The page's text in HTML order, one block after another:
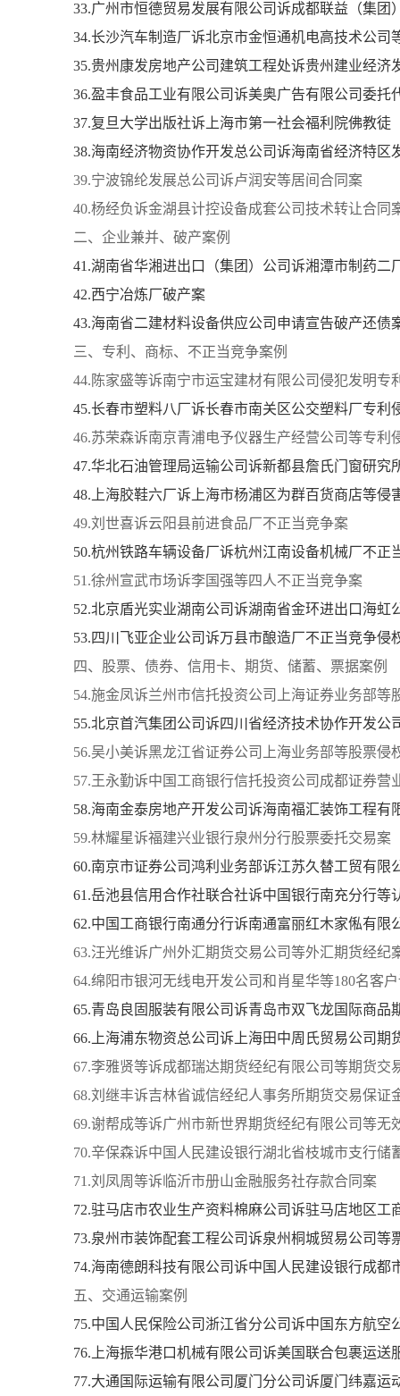
33.广州市恒德贸易发展有限公司诉成都联益（集
34.长沙汽车制造厂诉北京市金恒通机电高技术公司
35.贵州康发房地产公司建筑工程处诉贵州建业经济
36.盈丰食品工业有限公司诉美奥广告有限公司委托
37.复旦大学出版社诉上海市第一社会福利院佛教徒
38.海南经济物资协作开发总公司诉海南省经济特
39.宁波锦纶发展总公司诉卢润安等居间合同案
40.杨经负诉金湖县计控设备成套公司技术转让合同
二、企业兼并、破产案例
41.湖南省华湘进出口（集团）公司诉湘潭市制药二
42.西宁冶炼厂破产案
43.海南省二建材料设备供应公司申请宣告破产还债
三、专利、商标、不正当竞争案例
44.陈家盛等诉南宁市运宝建材有限公司侵犯发明专
45.长春市塑料八厂诉长春市南关区公交塑料厂专利
46.苏荣森诉南京青浦电予仪器生产经营公司等专利
47.华北石油管理局运输公司诉新都县詹氏门窗研究
48.上海胶鞋六厂诉上海市杨浦区为群百货商店等侵
49.刘世喜诉云阳县前进食品厂不正当竞争案
50.杭州铁路车辆设备厂诉杭州江南设备机械厂不正
51.徐州宣武市场诉李国强等四人不正当竞争案
52.北京盾光实业湖南公司诉湖南省金环进出口海虹
53.四川飞亚企业公司诉万县市酿造厂不正当竞争侵
四、股票、债券、信用卡、期货、储蓄、票据案例
54.施金凤诉兰州市信托投资公司上海证券业务部等
55.北京首汽集团公司诉四川省经济技术协作开发公
56.吴小美诉黑龙江省证券公司上海业务部等股票侵
57.王永勤诉中国工商银行信托投资公司成都证券营
58.海南金泰房地产开发公司诉海南福汇装饰工程有
59.林耀星诉福建兴业银行泉州分行股票委托交易案
60.南京市证券公司鸿利业务部诉江苏久替工贸有限
61.岳池县信用合作社联合社诉中国银行南充分行等
62.中国工商银行南通分行诉南通富丽红木家俬有限
63.汪光维诉广州外汇期货交易公司等外汇期货经纪
64.绵阳市银河无线电开发公司和肖星华等180名客
65.青岛良固服装有限公司诉青岛市双飞龙国际商
66.上海浦东物资总公司诉上海田中周氏贸易公司期
67.李雅贤等诉成都瑞达期货经纪有限公司等期货交
68.刘继丰诉吉林省诚信经纪人事务所期货交易保证
69.谢帮成等诉广州市新世界期货经纪有限公司等无
70.辛保森诉中国人民建设银行湖北省枝城市支行储
71.刘凤周等诉临沂市册山金融服务社存款合同案
72.驻马店市农业生产资料棉麻公司诉驻马店地区
73.泉州市装饰配套工程公司诉泉州桐城贸易公司等
74.海南德朗科技有限公司诉中国人民建设银行成都
五、交通运输案例
75.中国人民保险公司浙江省分公司诉中国东方航
76.上海振华港口机械有限公司诉美国联合包裹运
77.大通国际运输有限公司厦门分公司诉厦门纬嘉